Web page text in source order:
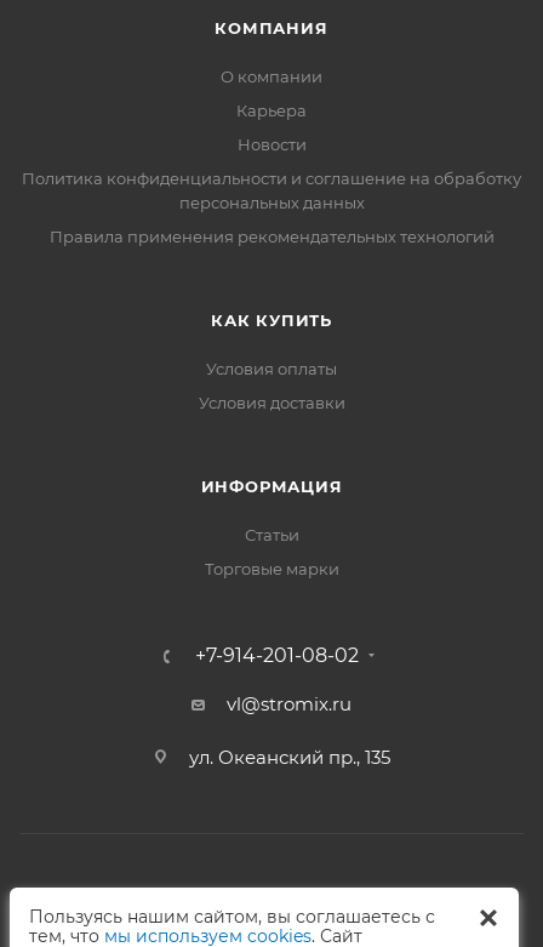
КОМПАНИЯ
О компании
Карьера
Новости
Политика конфиденциальности и соглашение на обработку
персональных данных
Правила применения рекомендательных технологий
КАК КУПИТЬ
Условия оплаты
Условия доставки
ИНФОРМАЦИЯ
Статьи
Торговые марки
+7-914-201-08-02
vl@stromix.ru
ул. Океанский пр., 135
Пользуясь нашим сайтом, вы соглашаетесь с
тем, что мы используем cookies. Сайт